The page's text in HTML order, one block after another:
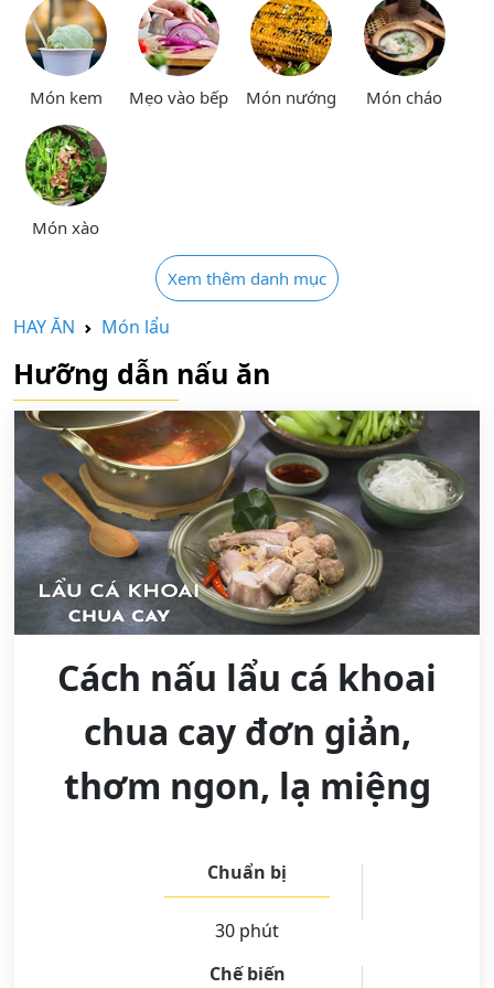
Món kem Mẹo vào bếp Món nướng Món cháo
Món xào
Xem thêm danh mục
HAY ĂN Món lẩu
Hưỡng dẫn nấu ăn
Cách nấu lẩu cá khoai
chua cay đơn giản,
thơm ngon, lạ miệng
Chuẩn bị
30 phút
Chế biến